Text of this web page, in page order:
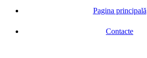
Pagina principală
Contacte